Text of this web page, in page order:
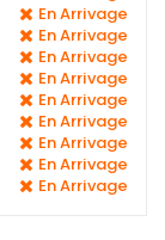
En Arrivage
En Arrivage
En Arrivage
En Arrivage
En Arrivage
En Arrivage
En Arrivage
En Arrivage
En Arrivage